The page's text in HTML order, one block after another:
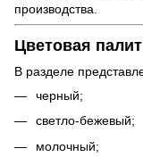
производства.
Цветовая
В разделе
черный;
светло-бежевый;
молочный;